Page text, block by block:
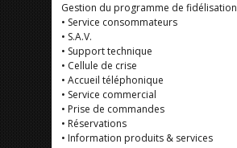
Gestion du programme de fidélisation
• Service consommateurs
• S.A.V.
• Support technique
• Cellule de crise
• Accueil téléphonique
• Service commercial
• Prise de commandes
• Réservations
• Information produits & services